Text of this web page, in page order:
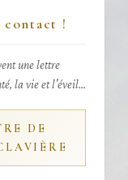
contact !
une lettre
la vie et l'éveil...
DE